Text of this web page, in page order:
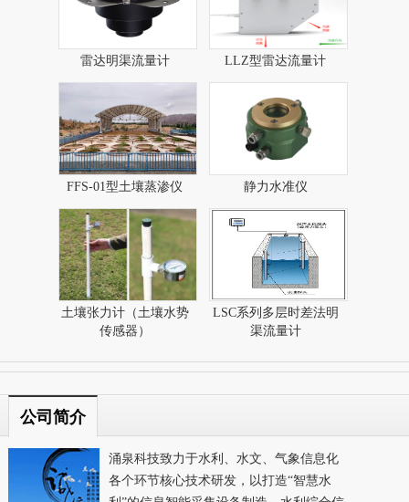
雷达明渠流量计 LLZ型雷达流量计​
FFS-01型土壤蒸渗仪 静力水准仪
土壤张力计（土壤水势
传感器）
LSC系列多层时差法明
渠流量计
公司简介
涌泉科技致力于水利、水文、气象信息化
各个环节核心技术研发，以打造“智慧水